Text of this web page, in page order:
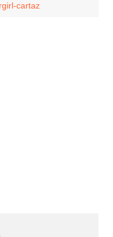
cartaz